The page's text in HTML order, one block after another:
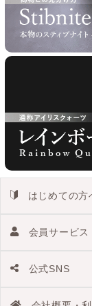
はじめての方
会員サービス
公式SNS